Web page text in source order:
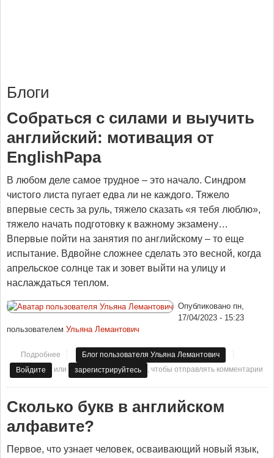
Блоги
Собраться с силами и выучить
английский: мотивация от
EnglishPapa
В любом деле самое трудное – это начало. Синдром
чистого листа пугает едва ли не каждого. Тяжело
впервые сесть за руль, тяжело сказать «я тебя люблю»,
тяжело начать подготовку к важному экзамену…
Впервые пойти на занятия по английскому – то еще
испытание. Вдвойне сложнее сделать это весной, когда
апрельское солнце так и зовет выйти на улицу и
наслаждаться теплом.
Опубликовано пн,
17/04/2023 - 15:23
пользователем Ульяна Лемантович
Подробнее о Собраться с силами и выучить английский: мотивация от
EnglishPapa
Блог пользователя Ульяна Лемантович
Войдите
или зарегистрируйтесь , чтобы отправлять комментарии
Сколько букв в английском
алфавите?
Первое, что узнает человек, осваивающий новый язык,